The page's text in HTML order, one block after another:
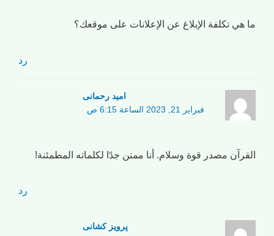
ما هي تكلفة الإبلاغ عن الإعلانات على موقعك؟
رد
امید رحمانی
فبراير 21, 2023 الساعة 6:15 ص
القرآن مصدر قوة وسلام. أنا ممتن جدًا لكلماته المطمئنة!
رد
پرویز کشانی